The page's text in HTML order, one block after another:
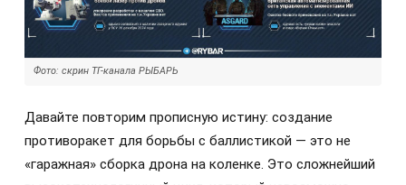
Фото: скрин ТГ-канала РЫБАРЬ
Давайте повторим прописную истину: создание
противоракет для борьбы с баллистикой — это не
«гаражная» сборка дрона на коленке. Это сложнейший